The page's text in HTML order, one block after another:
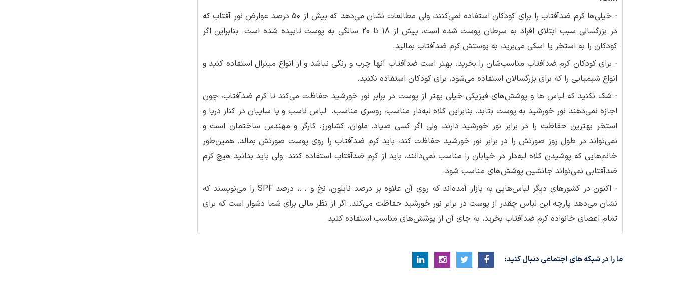
· خیلی‌ها کرم ضدآفتاب را برای کودکان استفاده نمی‌کنند، ولی مطالعات نشان می‌دهد که بیش از 50 درصد عوارض نور آفتاب که
در بزرگسالی سبب ابتلای افراد به سرطان پوست شده است، پیش از 18 تا 20 سالگی به پوست تابیده شده است. بنابراین اگر
کودکان را به استخر یا اسکی می‌برید، به پوستش کرم ضدآفتاب بمالید.
· برای کودکان کرم ضدآفتاب مناسب‌شان را بخرید. بهتر است ضدآفتاب آنها چرب و رنگی نباشد و از انواع مینرال استفاده کنید و
انواع شیمیایی را که برای بزرگسالان استفاده می‌شود، برای کودکان استفاده نکنید.
· شک نکنید که لباس ها و پوشش‌های فیزیکی خیلی بهتر از پوست در برابر نور خورشید حفاظت می‌کند تا کرم ضدآفتاب، چون
اجازه نمی‌دهند نور خورشید به پوست بتابد. بنابراین کلاه لبه‌دار مناسب، روسری مناسب، لباس ناسب و یا سایبان در کنار دریا و
استخر بهترین حفاظت را در برابر نور خورشید دارند، ولی اگر کسی صیاد، ملوان، کشاورز، کارگر و مهندس ساختمان است و
نمی‌تواند در طول روز صورتش را در برابر نور خورشید حفاظت کند، باید کرم ضدآفتاب را روی پوست صورتش بمالد. همین‌طور
خانم‌هایی که پوشیدن کلاه لبه‌دار در خیابان را مناسب نمی‌دانند، باید از کرم ضدآفتاب استفاده کنند. ولی باید بدانید هیچ کرم
ضد‌آفتابی نمی‌تواند جانشین پوشش‌های مناسب شود.
· اکنون در کشورهای دیگر لباس‌هایی به بازار آمده‌اند که روی آن علاوه بر درصد نایلون، نخ و ...، درصد SPF را می‌‌نویسند که
نشان می‌دهد پارچه این لباس چقدر از پوست در برابر نور خورشید حفاظت می‌کند. اگر از نظر مالی برای شما دشوار است که برای
تمام اعضای خانواده کرم ضدآفتاب بخرید، به جای آن از پوشش‌های مناسب استفاده کنید
ما را در شبکه های اجتماعی دنبال کنید: